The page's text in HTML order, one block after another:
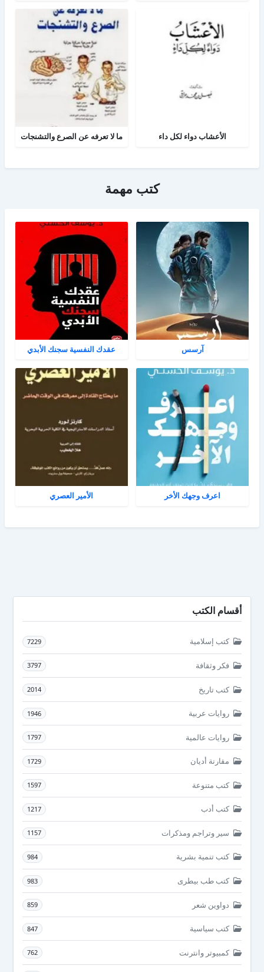
الأعشاب دواء لكل داء ما لا تعرفه عن الصرع والتشنجات
كتب مهمة
آرسس عقدك النفسية سجنك الأبدي
اعرف وجهك الأخر الأمير العصري
أقسام الكتب
كتب إسلامية 7229
فكر وثقافة 3797
كتب تاريخ 2014
روايات عربية 1946
روايات عالمية 1797
مقارنة أديان 1729
كتب متنوعة 1597
كتب أدب 1217
سير وتراجم ومذكرات 1157
كتب تنمية بشرية 984
كتب طب بيطرى 983
دواوين شعر 859
كتب سياسية 847
كمبيوتر وانترنت 762